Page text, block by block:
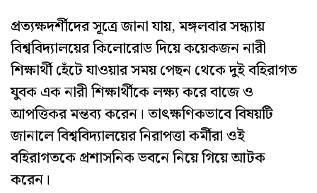
প্রত্যক্ষদর্শীদের সূত্রে জানা যায়, মঙ্গলবার সন্ধ্যায়
বিশ্ববিদ্যালয়ের কিলোরোড দিয়ে কয়েকজন নারী
শিক্ষার্থী হেঁটে যাওয়ার সময় পেছন থেকে দুই বহিরাগত
যুবক এক নারী শিক্ষার্থীকে লক্ষ্য করে বাজে ও
আপত্তিকর মন্তব্য করেন। তাৎক্ষণিকভাবে বিষয়টি
জানালে বিশ্ববিদ্যালয়ের নিরাপত্তা কর্মীরা ওই
বহিরাগতকে প্রশাসনিক ভবনে নিয়ে গিয়ে আটক
করেন।